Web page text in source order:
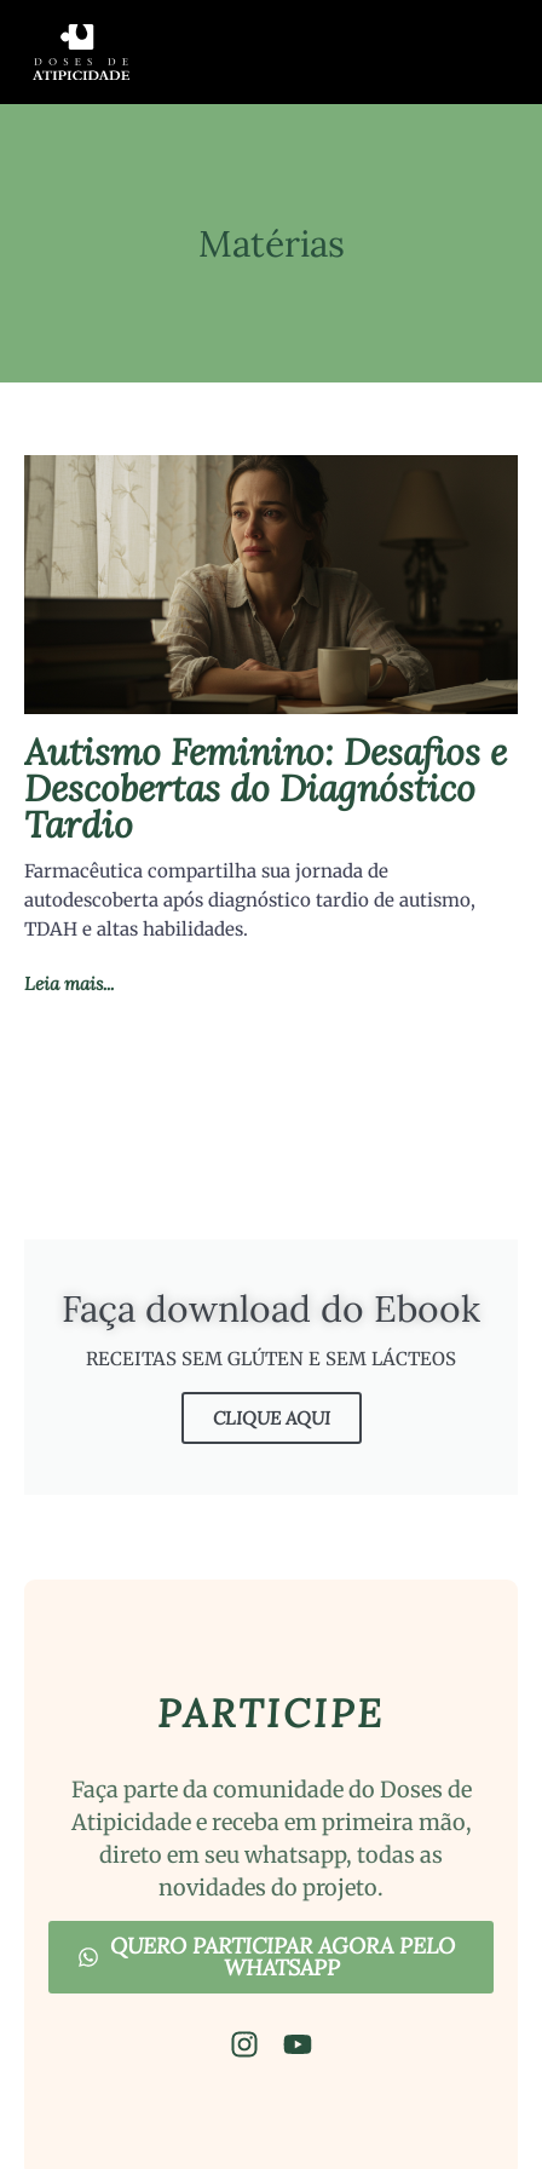
Matérias
Autismo Feminino: Desafios e
Descobertas do Diagnóstico
Tardio
Farmacêutica compartilha sua jornada de
autodescoberta após diagnóstico tardio de autismo,
TDAH e altas habilidades.
Leia mais...
Faça download do Ebook
RECEITAS SEM GLÚTEN E SEM LÁCTEOS
CLIQUE AQUI
PARTICIPE
Faça parte da comunidade do Doses de
Atipicidade e receba em primeira mão,
direto em seu whatsapp, todas as
novidades do projeto.
QUERO PARTICIPAR AGORA PELO
WHATSAPP